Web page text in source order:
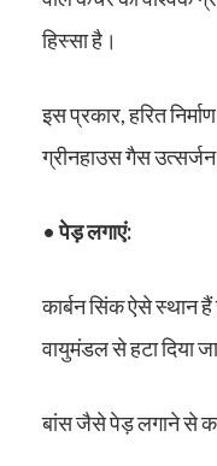
हिस्सा है।
इस प्रकार, हरित
ग्रीनहाउस गैस
•पेड़ लगाएं:
कार्बन सिंक ऐसे स्थान
वायुमंडल से हटा दिया
बांस जैसे पेड़ लगाने से